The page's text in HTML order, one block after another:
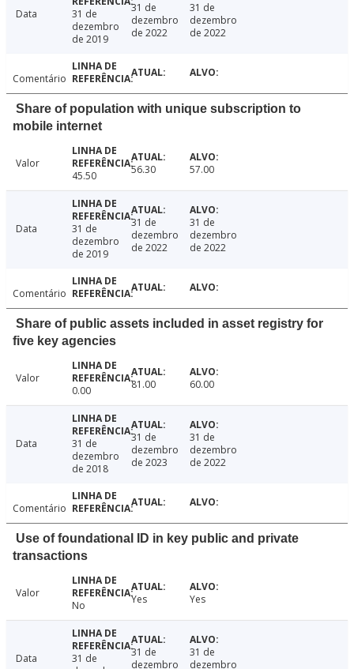
Data
31 de
dezembro
de 2019
31 de
dezembro
de 2022
31 de
dezembro
de 2022
Comentário
Share of population with unique subscription to
mobile internet
Valor
45.50
56.30 57.00
Data
31 de
dezembro
de 2019
31 de
dezembro
de 2022
31 de
dezembro
de 2022
Comentário
Share of public assets included in asset registry for
five key agencies
Valor
0.00
81.00 60.00
Data
31 de
dezembro
de 2018
31 de
dezembro
de 2023
31 de
dezembro
de 2022
Comentário
Use of foundational ID in key public and private
transactions
Valor
No
Yes Yes
Data
31 de
31 de
dezembro
31 de
dezembro